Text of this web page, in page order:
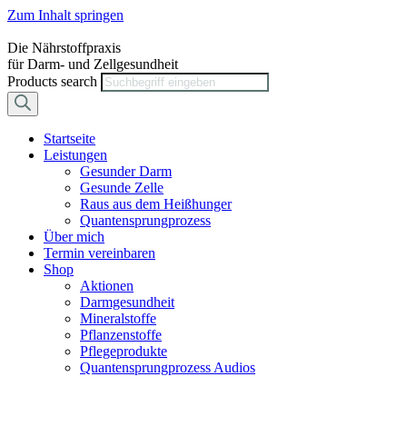
Zum Inhalt springen
Die Nährstoffpraxis
für Darm- und Zellgesundheit
Products search
Startseite
Leistungen
Gesunder Darm
Gesunde Zelle
Raus aus dem Heißhunger
Quantensprungprozess
Über mich
Termin vereinbaren
Shop
Aktionen
Darmgesundheit
Mineralstoffe
Pflanzenstoffe
Pflegeprodukte
Quantensprungprozess Audios